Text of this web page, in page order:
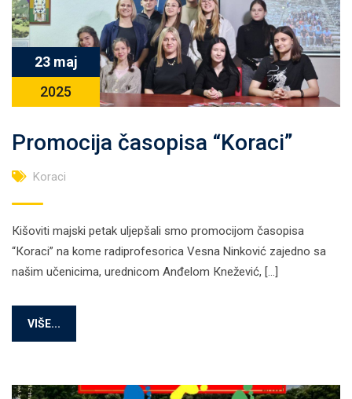
23 maj
2025
Promocija časopisa “Koraci”
Koraci
Кišoviti majski petak uljepšali smo promocijom časopisa
“Кoraci” na kome radiprofesorica Vesna Ninković zajedno sa
našim učenicima, urednicom Anđelom Кnežević, […]
VIŠE...